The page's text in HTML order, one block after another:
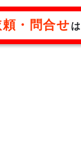
・問合せ